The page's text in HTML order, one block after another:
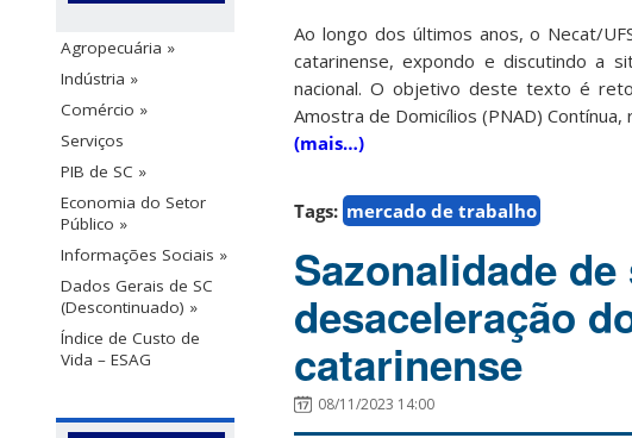
Agropecuária »
Indústria »
Comércio »
Serviços
PIB de SC »
Economia do Setor
Público »
Informações Sociais »
Dados Gerais de SC
(Descontinuado) »
Índice de Custo de
Vida – ESAG
Ao longo dos últimos anos, o Necat/
catarinense, expondo e discutindo a
nacional. O objetivo deste texto é
Amostra de Domicílios (PNAD)
(mais…)
Tags: mercado de trabalho
Sazonalidade
desaceleração
catarinense
08/11/2023 14:00